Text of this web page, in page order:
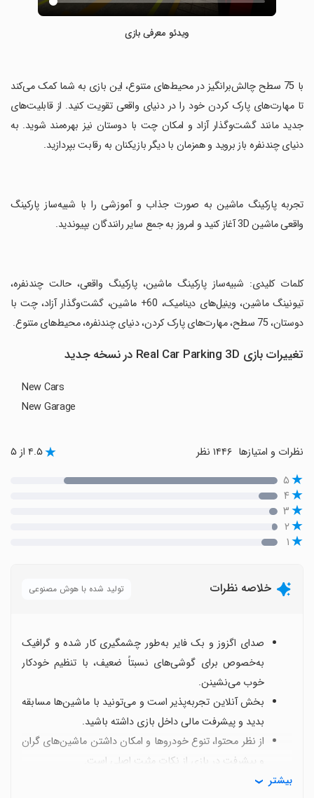
ویدئو معرفی بازی
‏با 75 سطح چالش‌برانگیز در محیط‌های متنوع، این بازی به شما کمک می‌کند
تا مهارت‌های پارک کردن خود را در دنیای واقعی تقویت کنید. از قابلیت‌های
جدید مانند گشت‌وگذار آزاد و امکان چت با دوستان نیز بهره‌مند شوید. به
دنیای چندنفره باز بروید و همزمان با دیگر بازیکنان به رقابت بپردازید.
‏تجربه پارکینگ ماشین به صورت جذاب و آموزشی را با شبیه‌ساز پارکینگ
واقعی ماشین 3D آغاز کنید و امروز به جمع سایر رانندگان بپیوندید.
‏کلمات کلیدی: شبیه‌ساز پارکینگ ماشین، پارکینگ واقعی، حالت چندنفره،
تیونینگ ماشین، وینیل‌های دینامیک، 60+ ماشین، گشت‌وگذار آزاد، چت با
دوستان، 75 سطح، مهارت‌های پارک کردن، دنیای چندنفره، محیط‌های متنوع.
تغییرات بازی Real Car Parking 3D در نسخه جدید
New Cars
New Garage
نظرات و امتیازها ۴.۵ از ۵
۵
۴
۳
۲
۱
خلاصه نظرات تولید شده با هوش مصنوعی
صدای اگزوز و بک فایر به‌طور چشمگیری کار شده و گرافیک
به‌خصوص برای گوشی‌های نسبتاً ضعیف، با تنظیم خودکار
خوب می‌نشینن.
بخش آنلاین تجربه‌پذیر است و می‌تونید با ماشین‌ها مسابقه
بدید و پیشرفت مالی داخل بازی داشته باشید.
از نظر محتوا، تنوع خودروها و امکان داشتن ماشین‌های گران
و پیشرفت در بازی از نکات مثبت اصلی است.
گاهی پس از مدتی بازی با صفحه سیاه مواجه می‌شود یا از بیشتر